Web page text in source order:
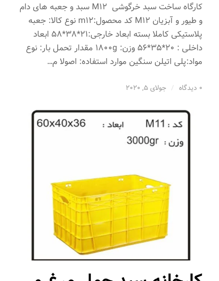
کارگاه ساخت سبد خرگوشی M12 سبد و جعبه های دام
و طیور و آبزیان M12 کد محصول:m12 نوع کالا: جعبه
پلاستیکی کاملا بسته ابعاد خارجی:21*38*58 ابعاد
داخلی : 20*35*56 وزن: 1800g مقدار تحمل بار: نوع
مواد:پلی اتیلن سنگین موارد استفاده: اصولا م…
0 دیدگاه / جولای 5, 2020